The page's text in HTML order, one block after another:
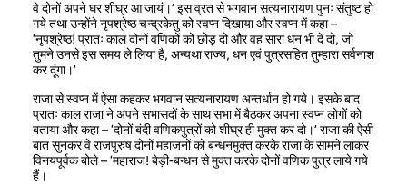
वे दोनों अपने घर शीघ्र आ जायं।’ इस व्रत से भगवान सत्यनारायण पुनः संतुष्ट हो
गये तथा उन्होंने नृपश्रेष्ठ चन्द्रकेतु को स्वप्न दिखाया और स्वप्न में कहा –
‘नृपश्रेष्ठ! प्रातः काल दोनों वणिकों को छोड़ दो और वह सारा धन भी दे दो, जो
तुमने उनसे इस समय ले लिया है, अन्यथा राज्य, धन एवं पुत्रसहित तुम्हारा सर्वनाश
कर दूंगा।’
राजा से स्वप्न में ऐसा कहकर भगवान सत्यनारायण अन्तर्धान हो गये। इसके बाद
प्रातः काल राजा ने अपने सभासदों के साथ सभा में बैठकर अपना स्वप्न लोगों को
बताया और कहा – ‘दोनों बंदी वणिकपुत्रों को शीघ्र ही मुक्त कर दो।’ राजा की ऐसी
बात सुनकर वे राजपुरुष दोनों महाजनों को बन्धनमुक्त करके राजा के सामने लाकर
विनयपूर्वक बोले – ‘महाराज! बेड़ी-बन्धन से मुक्त करके दोनों वणिक पुत्र लाये गये
हैं।